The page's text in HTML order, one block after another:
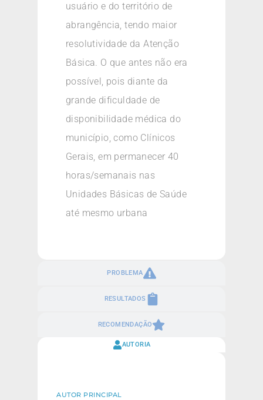
PROBLEMA
RESULTADOS
RECOMENDAÇÃO
usuário e do território de
abrangência, tendo maior
resolutividade da Atenção
Básica. O que antes não era
possível, pois diante da
grande dificuldade de
disponibilidade médica do
município, como Clínicos
Gerais, em permanecer 40
horas/semanais nas
Unidades Básicas de Saúde
até mesmo urbana
AUTORIA
AUTOR PRINCIPAL